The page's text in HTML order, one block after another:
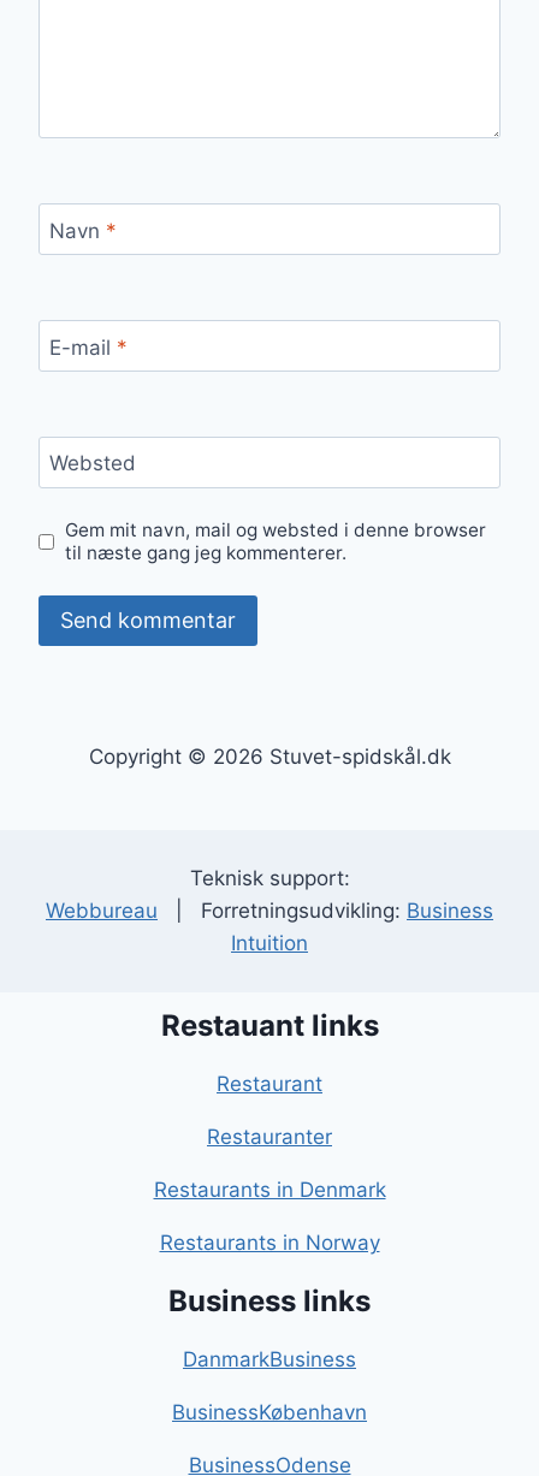
Navn *
E-mail *
Websted
Gem mit navn, mail og websted i denne browser
til næste gang jeg kommenterer.
Copyright © 2026 Stuvet-spidskål.dk
Teknisk support:
Webbureau | Forretningsudvikling: Business
Intuition
Restauant links
Restaurant
Restauranter
Restaurants in Denmark
Restaurants in Norway
Business links
DanmarkBusiness
BusinessKøbenhavn
BusinessOdense